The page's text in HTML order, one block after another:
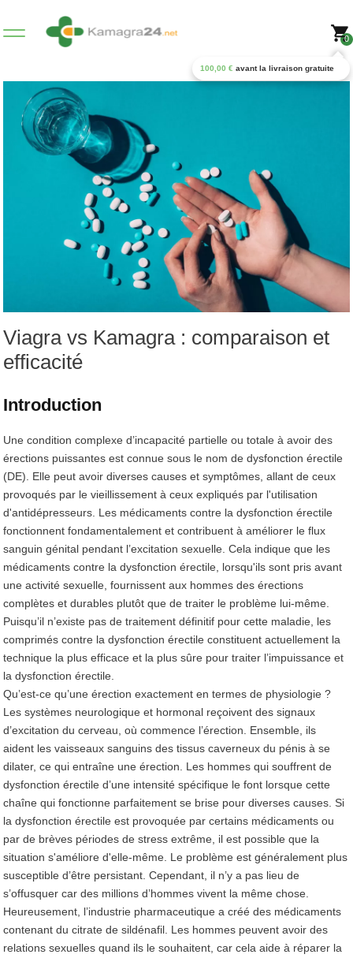
0
100,00 € avant la livraison gratuite
Viagra vs Kamagra : comparaison et
efficacité
Introduction
Une condition complexe d’incapacité partielle ou totale à avoir des
érections puissantes est connue sous le nom de dysfonction érectile
(DE). Elle peut avoir diverses causes et symptômes, allant de ceux
provoqués par le vieillissement à ceux expliqués par l'utilisation
d'antidépresseurs. Les médicaments contre la dysfonction érectile
fonctionnent fondamentalement et contribuent à améliorer le flux
sanguin génital pendant l’excitation sexuelle. Cela indique que les
médicaments contre la dysfonction érectile, lorsqu'ils sont pris avant
une activité sexuelle, fournissent aux hommes des érections
complètes et durables plutôt que de traiter le problème lui-même.
Puisqu’il n’existe pas de traitement définitif pour cette maladie, les
comprimés contre la dysfonction érectile constituent actuellement la
technique la plus efficace et la plus sûre pour traiter l’impuissance et
la dysfonction érectile.
Qu’est-ce qu’une érection exactement en termes de physiologie ?
Les systèmes neurologique et hormonal reçoivent des signaux
d’excitation du cerveau, où commence l’érection. Ensemble, ils
aident les vaisseaux sanguins des tissus caverneux du pénis à se
dilater, ce qui entraîne une érection. Les hommes qui souffrent de
dysfonction érectile d’une intensité spécifique le font lorsque cette
chaîne qui fonctionne parfaitement se brise pour diverses causes. Si
la dysfonction érectile est provoquée par certains médicaments ou
par de brèves périodes de stress extrême, il est possible que la
situation s'améliore d'elle-même. Le problème est généralement plus
susceptible d’être persistant. Cependant, il n’y a pas lieu de
s’offusquer car des millions d’hommes vivent la même chose.
Heureusement, l’industrie pharmaceutique a créé des médicaments
contenant du citrate de sildénafil. Les hommes peuvent avoir des
relations sexuelles quand ils le souhaitent, car cela aide à réparer la